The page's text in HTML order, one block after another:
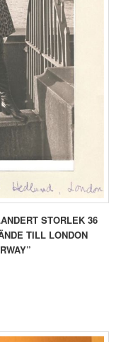
STORLEK 36
TILL LONDON